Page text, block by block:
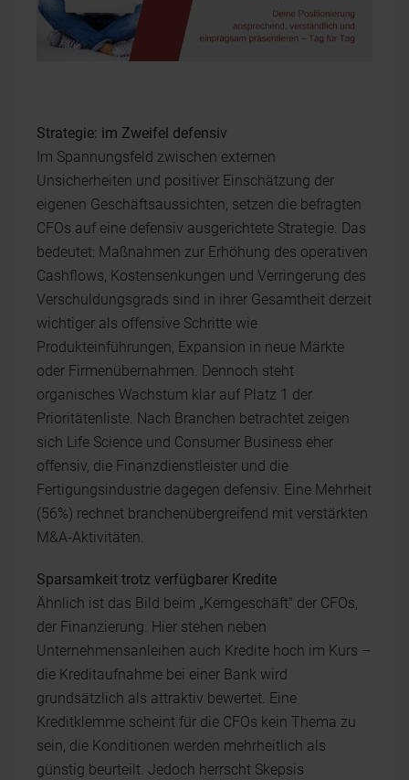
Strategie: im Zweifel defensiv
Im Spannungsfeld zwischen externen
Unsicherheiten und positiver Einschätzung der
eigenen Geschäftsaussichten, setzen die befragten
CFOs auf eine defensiv ausgerichtete Strategie. Das
bedeutet: Maßnahmen zur Erhöhung des operativen
Cashflows, Kostensenkungen und Verringerung des
Verschuldungsgrads sind in ihrer Gesamtheit derzeit
wichtiger als offensive Schritte wie
Produkteinführungen, Expansion in neue Märkte
oder Firmenübernahmen. Dennoch steht
organisches Wachstum klar auf Platz 1 der
Prioritätenliste. Nach Branchen betrachtet zeigen
sich Life Science und Consumer Business eher
offensiv, die Finanzdienstleister und die
Fertigungsindustrie dagegen defensiv. Eine Mehrheit
(56%) rechnet branchenübergreifend mit verstärkten
M&A-Aktivitäten.
Sparsamkeit trotz verfügbarer Kredite
Ähnlich ist das Bild beim „Kerngeschäft" der CFOs,
der Finanzierung. Hier stehen neben
Unternehmensanleihen auch Kredite hoch im Kurs –
die Kreditaufnahme bei einer Bank wird
grundsätzlich als attraktiv bewertet. Eine
Kreditklemme scheint für die CFOs kein Thema zu
sein, die Konditionen werden mehrheitlich als
günstig beurteilt. Jedoch herrscht Skepsis